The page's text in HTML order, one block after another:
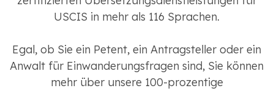
USCIS in mehr als 116 Sprachen.
Egal, ob Sie ein Petent, ein Antragsteller oder ein
Anwalt für Einwanderungsfragen sind, Sie können
mehr über unsere 100-prozentige